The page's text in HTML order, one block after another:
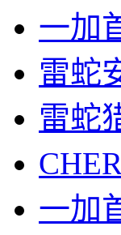
一加
雷蛇
雷蛇
一加